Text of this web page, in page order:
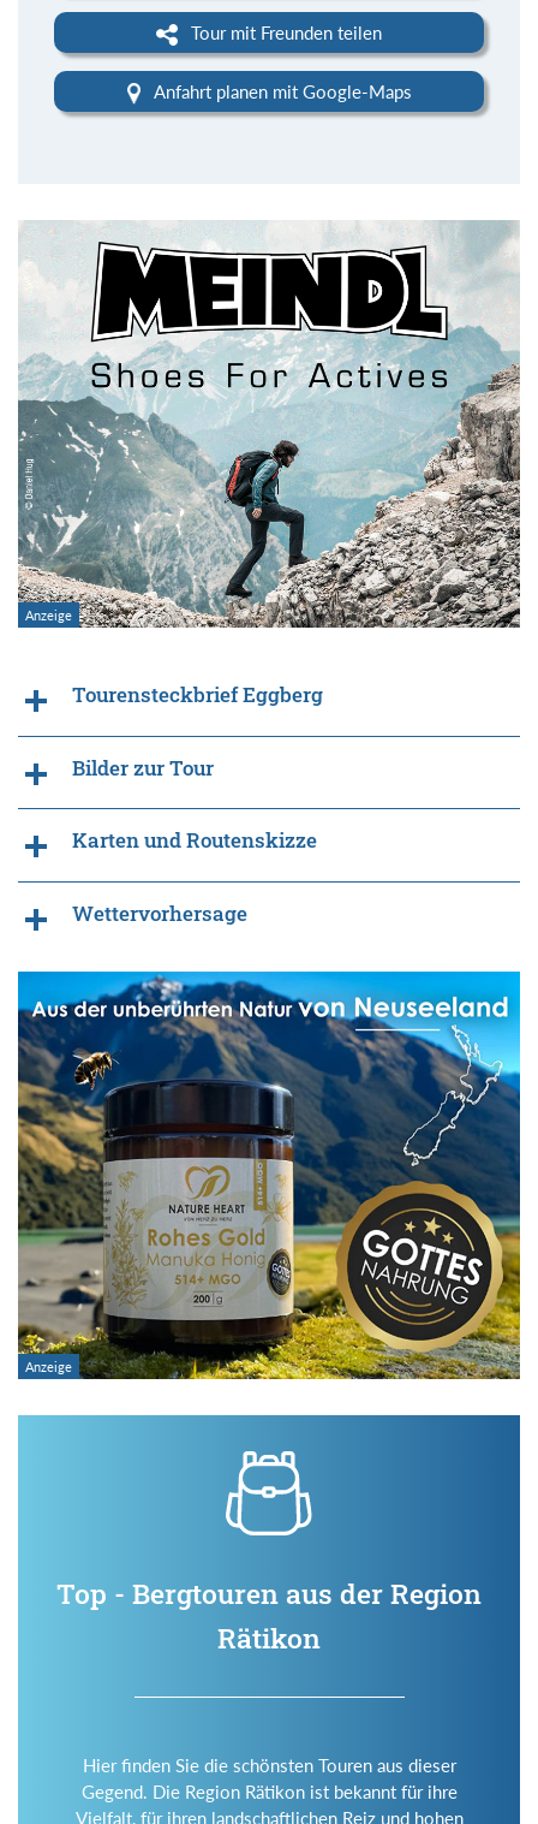
Tour mit Freunden teilen
Anfahrt planen mit Google-Maps
Tourensteckbrief Eggberg
Bilder zur Tour
Karten und Routenskizze
Wettervorhersage
Top - Bergtouren aus der Region
Rätikon
Hier finden Sie die schönsten Touren aus dieser
Gegend. Die Region Rätikon ist bekannt für ihre
Vielfalt, für ihren landschaftlichen Reiz und hohen